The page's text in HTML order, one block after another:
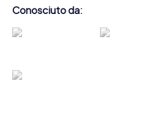
Conosciuto da: